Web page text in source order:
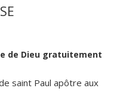
de Dieu gratuitement
saint Paul apôtre aux